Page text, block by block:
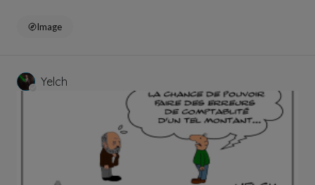
Image
Yelch